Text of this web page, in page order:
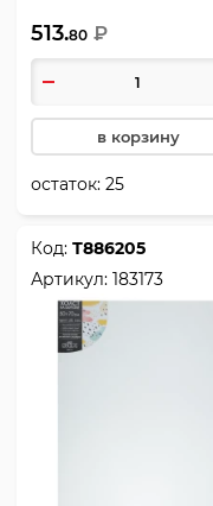
513.80 ₽
в корзину
остаток:25
Код:Т886205
Артикул:183173